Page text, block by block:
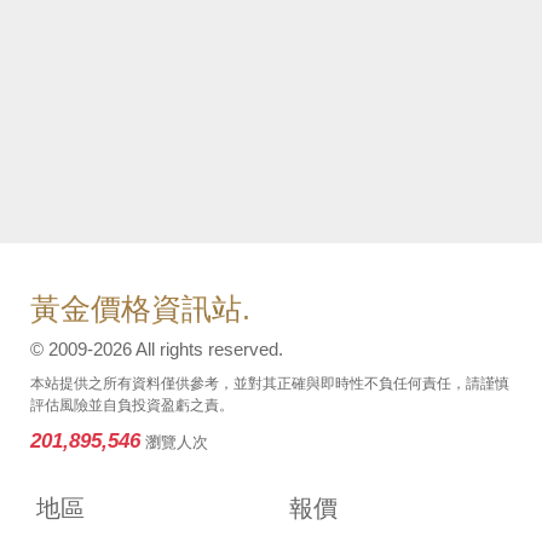
黃金價格資訊站.
© 2009-2026 All rights reserved.
本站提供之所有資料僅供參考，並對其正確與即時性不負任何責任，請謹慎
評估風險並自負投資盈虧之責。
201,895,546 瀏覽人次
地區 報價